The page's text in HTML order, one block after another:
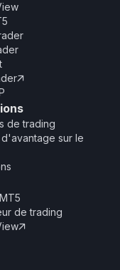

de trading
sur le
de trading
